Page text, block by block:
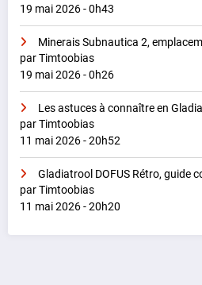
19 mai 2026 - 0h43
Minerais Subnautica 2,
par Timtoobias
19 mai 2026 - 0h26
Les astuces à connaître en
par Timtoobias
11 mai 2026 - 20h52
Gladiatrool DOFUS Rétro, guide
par Timtoobias
11 mai 2026 - 20h20